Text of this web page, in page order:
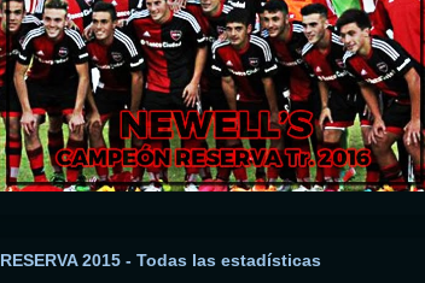
RESERVA 2015 - Todas las estadísticas